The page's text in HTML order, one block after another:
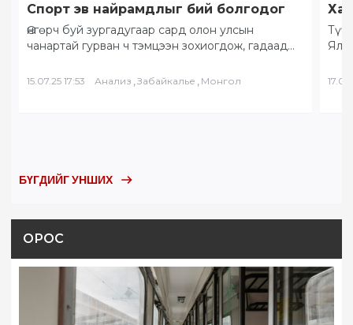
Спорт эв найрамдлыг бий болгодог
Өнгөрч буй зургадугаар сард олон улсын
чанартай гурван ч тэмцээн зохиогдож, гадаад
“Солнечное Забайкалье” буюу…
15.07.25 17:53 Анализ , Забайкалье , Монгол
БҮГДИЙГ УНШИХ
ОРОС